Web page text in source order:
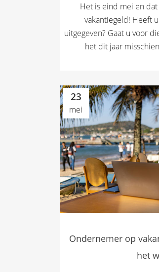
Het is eind mei en
vakantiegeld! Heeft
uitgegeven? Gaat u voor
het dit jaar
23
mei
Ondernemer op
het